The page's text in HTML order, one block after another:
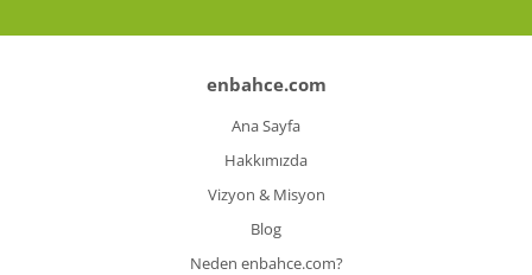
enbahce.com
Ana Sayfa
Hakkımızda
Vizyon & Misyon
Blog
Neden enbahce.com?